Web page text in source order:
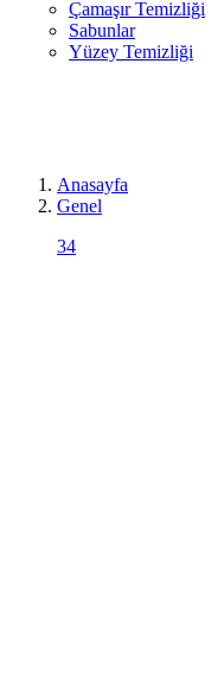
Çamaşır Temizliği
Sabunlar
Yüzey Temizliği
Anasayfa
Genel
34